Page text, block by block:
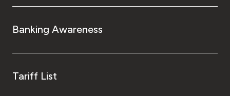
Banking Awareness
Tariff List